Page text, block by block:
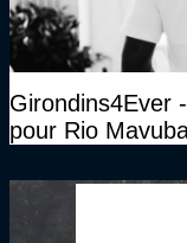
Girondins4Ever
pour Rio